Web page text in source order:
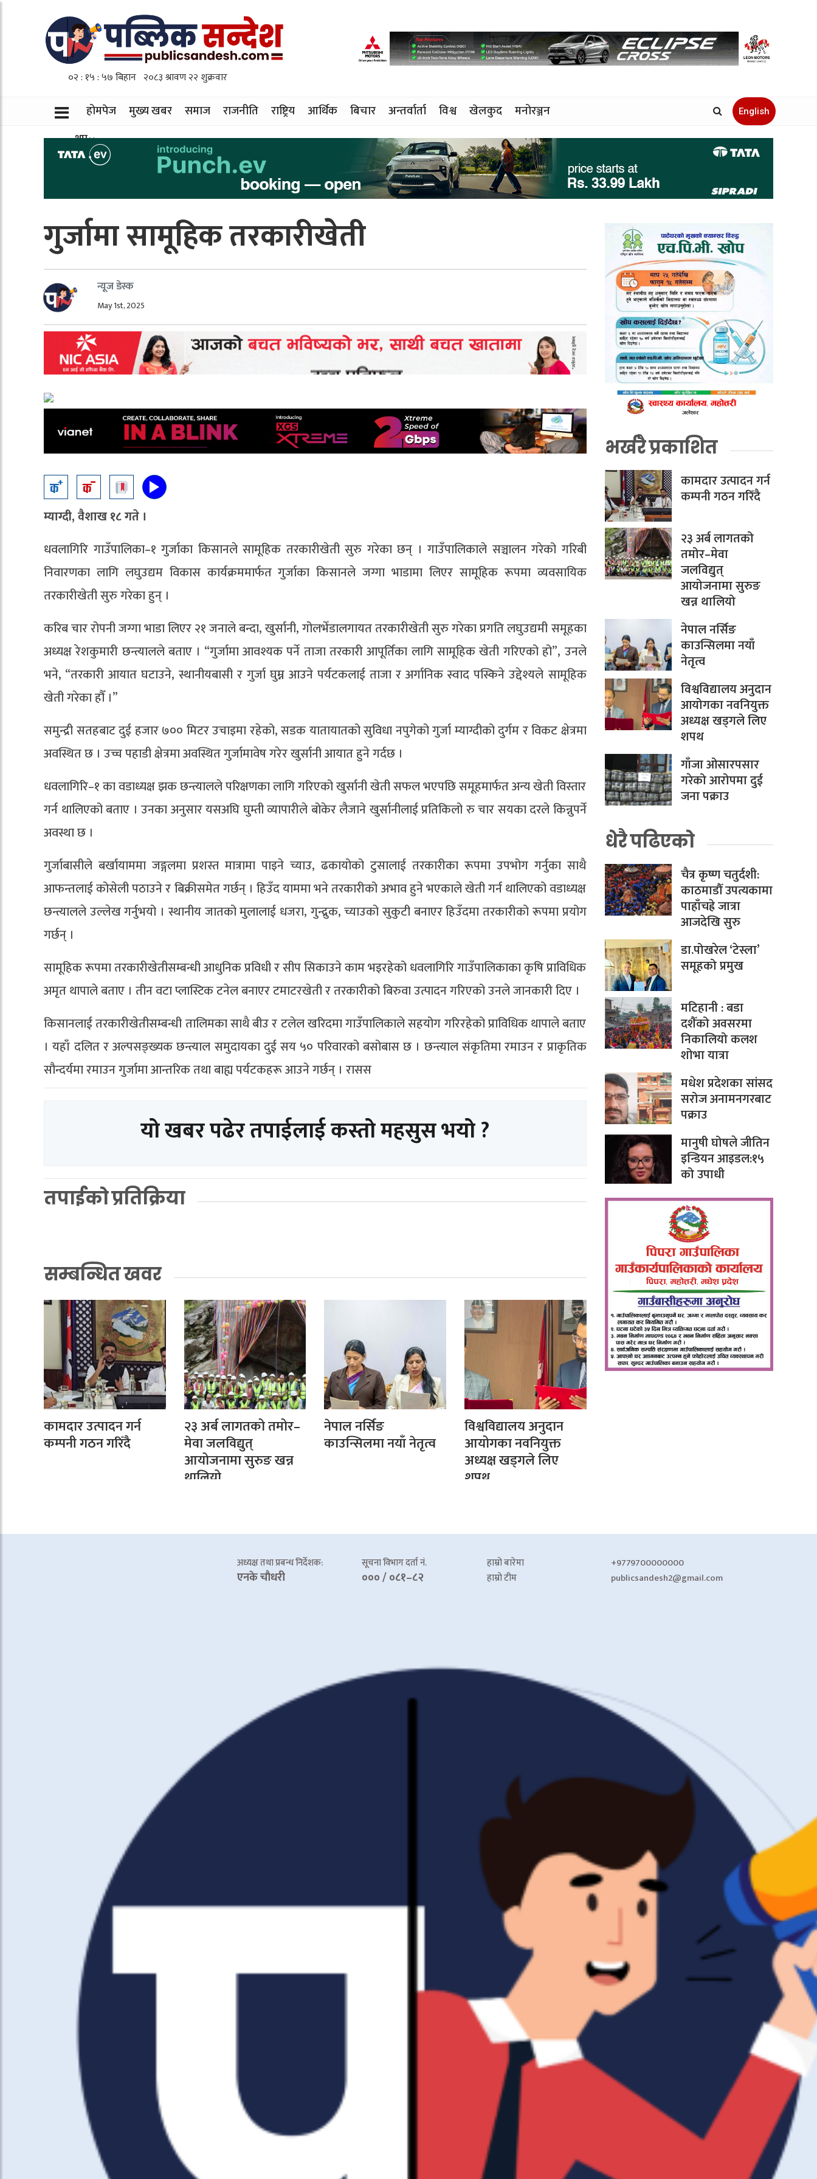
होमपेज मुख्य खबर समाज राजनीति राष्ट्रिय आर्थिक बिचार अन्तर्वार्ता विश्व खेलकुद
मनोरञ्जन
थप
English
गुर्जामा सामूहिक तरकारीखेती
न्यूज डेस्क
May 1st, 2025
म्याग्दी, वैशाख १८ गते ।
धवलागिरि गाउँपालिका–१ गुर्जाका किसानले सामूहिक तरकारीखेती सुरु गरेका छन् । गाउँपालिकाले सञ्चालन गरेको गरिबी
निवारणका लागि लघुउद्यम विकास कार्यक्रममार्फत गुर्जाका किसानले जग्गा भाडामा लिएर सामूहिक रूपमा व्यवसायिक
तरकारीखेती सुरु गरेका हुन् ।
करिब चार रोपनी जग्गा भाडा लिएर २१ जनाले बन्दा, खुर्सानी, गोलभेँडालगायत तरकारीखेती सुरु गरेका प्रगति लघुउद्यमी समूहका
अध्यक्ष रेशकुमारी छन्त्यालले बताए । “गुर्जामा आवश्यक पर्ने ताजा तरकारी आपूर्तिका लागि सामूहिक खेती गरिएको हो”, उनले
भने, “तरकारी आयात घटाउने, स्थानीयबासी र गुर्जा घुम्न आउने पर्यटकलाई ताजा र अर्गानिक स्वाद पस्किने उद्देश्यले सामूहिक
खेती गरेका हौँ ।”
समुन्द्री सतहबाट दुई हजार ७०० मिटर उचाइमा रहेको, सडक यातायातको सुविधा नपुगेको गुर्जा म्याग्दीको दुर्गम र विकट क्षेत्रमा
अवस्थित छ । उच्च पहाडी क्षेत्रमा अवस्थित गुर्जामावेष गरेर खुर्सानी आयात हुने गर्दछ ।
धवलागिरि–१ का वडाध्यक्ष झक छन्त्यालले परिक्षणका लागि गरिएको खुर्सानी खेती सफल भएपछि समूहमार्फत अन्य खेती विस्तार
गर्न थालिएको बताए । उनका अनुसार यसअघि घुम्ती व्यापारीले बोकेर लैजाने खुर्सानीलाई प्रतिकिलो रु चार सयका दरले किन्नुपर्ने
अवस्था छ ।
गुर्जाबासीले बर्खायाममा जङ्गलमा प्रशस्त मात्रामा पाइने च्याउ, ढकायोको टुसालाई तरकारीका रूपमा उपभोग गर्नुका साथै
आफन्तलाई कोसेली पठाउने र बिक्रीसमेत गर्छन् । हिउँद याममा भने तरकारीको अभाव हुने भएकाले खेती गर्न थालिएको वडाध्यक्ष
छन्त्यालले उल्लेख गर्नुभयो । स्थानीय जातको मुलालाई धजरा, गुन्द्रुक, च्याउको सुकुटी बनाएर हिउँदमा तरकारीको रूपमा प्रयोग
गर्छन् ।
सामूहिक रूपमा तरकारीखेतीसम्बन्धी आधुनिक प्रविधी र सीप सिकाउने काम भइरहेको धवलागिरि गाउँपालिकाका कृषि प्राविधिक
अमृत थापाले बताए । तीन वटा प्लास्टिक टनेल बनाएर टमाटरखेती र तरकारीको बिरुवा उत्पादन गरिएको उनले जानकारी दिए ।
किसानलाई तरकारीखेतीसम्बन्धी तालिमका साथै बीउ र टलेल खरिदमा गाउँपालिकाले सहयोग गरिरहेको प्राविधिक थापाले बताए
। यहाँ दलित र अल्पसङ्ख्यक छन्त्याल समुदायका दुई सय ५० परिवारको बसोबास छ । छन्त्याल संकृतिमा रमाउन र प्राकृतिक
सौन्दर्यमा रमाउन गुर्जामा आन्तरिक तथा बाह्य पर्यटकहरू आउने गर्छन् । रासस
यो खबर पढेर तपाईलाई कस्तो महसुस भयो ?
तपाईको प्रतिक्रिया
सम्बन्धित खवर
कामदार उत्पादन गर्न
कम्पनी गठन गरिँदै
२३ अर्ब लागतको तमोर–
मेवा जलविद्युत्
आयोजनामा सुरुङ खन्न
थालियो
नेपाल नर्सिङ
काउन्सिलमा नयाँ नेतृत्व
विश्वविद्यालय अनुदान
आयोगका नवनियुक्त
अध्यक्ष खड्गले लिए
शपथ
भर्खरै प्रकाशित
कामदार उत्पादन गर्न
कम्पनी गठन गरिँदै
२३ अर्ब लागतको
तमोर–मेवा
जलविद्युत्
आयोजनामा सुरुङ
खन्न थालियो
नेपाल नर्सिङ
काउन्सिलमा नयाँ
नेतृत्व
विश्वविद्यालय अनुदान
आयोगका नवनियुक्त
अध्यक्ष खड्गले लिए
शपथ
गाँजा ओसारपसार
गरेको आरोपमा दुई
जना पक्राउ
धेरै पढिएको
चैत्र कृष्ण चतुर्दशी:
काठमाडौँ उपत्यकामा
पाहाँचह्रे जात्रा
आजदेखि सुरु
डा.पोखरेल ‘टेस्ला’
समूहको प्रमुख
मटिहानी : बडा
दशैँको अवसरमा
निकालियो कलश
शोभा यात्रा
मधेश प्रदेशका सांसद
सरोज अनामनगरबाट
पक्राउ
मानुषी घोषले जीतिन
इन्डियन आइडल:१५
को उपाधी
अध्यक्ष तथा प्रबन्ध निर्देशक:
एनके चाैधरी
सूचना विभाग दर्ता नं.
००० / ०८१–८२
हाम्रो बारेमा
हाम्रो टीम
+9779700000000
publicsandesh2@gmail.com